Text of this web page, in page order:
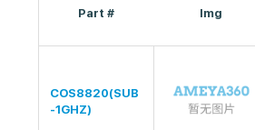
Part # Img
COS8820(SUB
-1GHZ)